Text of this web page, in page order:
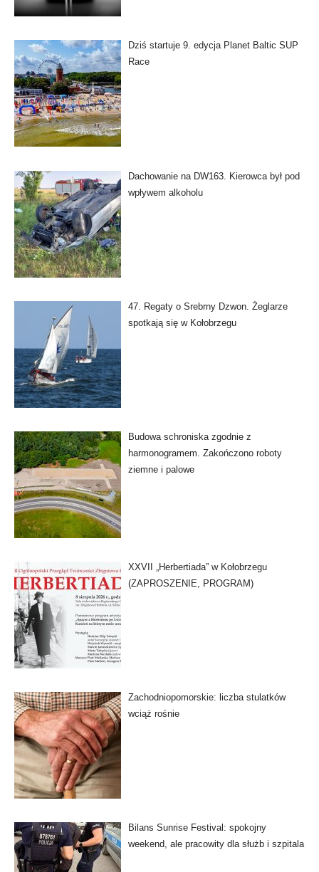
Dziś startuje 9. edycja Planet Baltic SUP
Race
Dachowanie na DW163. Kierowca był pod
wpływem alkoholu
47. Regaty o Srebrny Dzwon. Żeglarze
spotkają się w Kołobrzegu
Budowa schroniska zgodnie z
harmonogramem. Zakończono roboty
ziemne i palowe
XXVII „Herbertiada” w Kołobrzegu
(ZAPROSZENIE, PROGRAM)
Zachodniopomorskie: liczba stulatków
wciąż rośnie
Bilans Sunrise Festival: spokojny
weekend, ale pracowity dla służb i szpitala